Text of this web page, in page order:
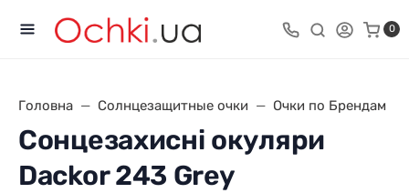
0
Головна Солнцезащитные очки Очки по Брендам
Сонцезахисні окуляри
Dackor 243 Grey